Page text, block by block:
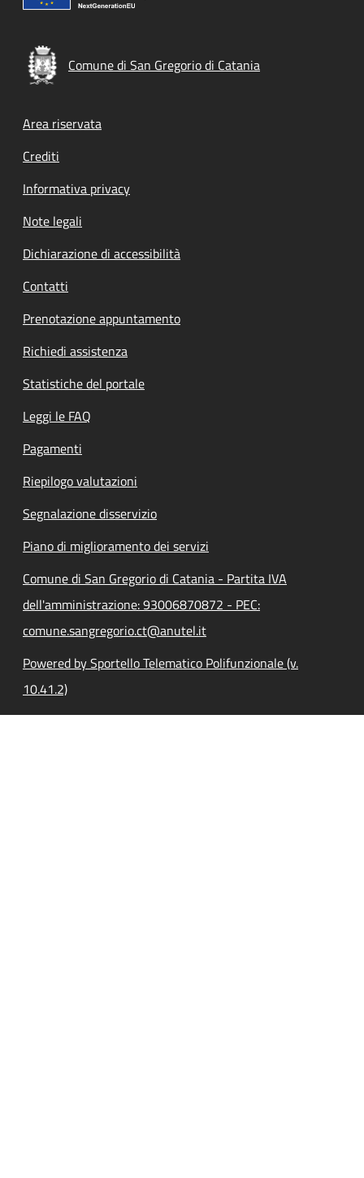
Comune di San Gregorio di Catania
Footer menu
Area riservata
Crediti
Informativa privacy
Note legali
Dichiarazione di accessibilità
Contatti
Prenotazione appuntamento
Richiedi assistenza
Statistiche del portale
Leggi le FAQ
Pagamenti
Riepilogo valutazioni
Segnalazione disservizio
Piano di miglioramento dei servizi
Comune di San Gregorio di Catania - Partita IVA
dell'amministrazione: 93006870872 - PEC:
comune.sangregorio.ct@anutel.it
Powered by Sportello Telematico Polifunzionale (v.
10.41.2)